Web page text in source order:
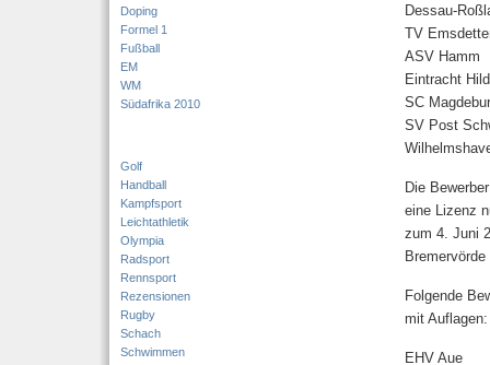
Doping
Formel 1
Fußball
EM
WM
Südafrika 2010
Golf
Handball
Kampfsport
Leichtathletik
Olympia
Radsport
Rennsport
Rezensionen
Rugby
Schach
Schwimmen
Dessau-
TV
ASV Hamm
Eintracht
SC
SV Post
Die
eine Lizenz
zum 4. Juni
Folgende
mit Auflagen:
EHV Aue